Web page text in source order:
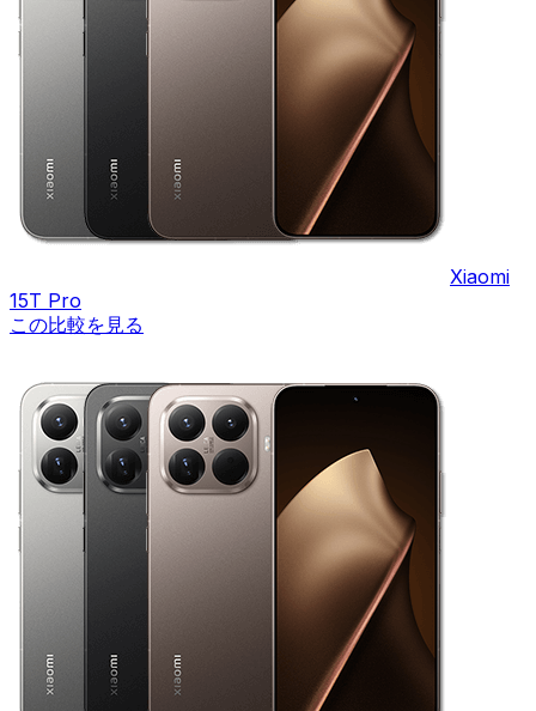
Xiaomi
15T Pro
この比較を見る